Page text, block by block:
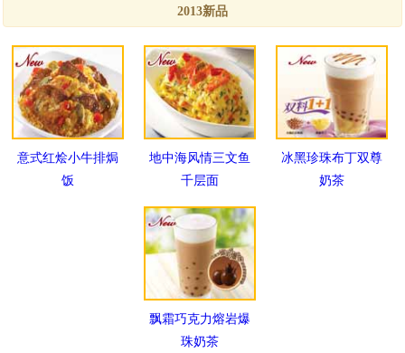
2013新品
意式红烩小牛排焗
饭
地中海风情三文鱼
千层面
冰黑珍珠布丁双尊
奶茶
飘霜巧克力熔岩爆
珠奶茶